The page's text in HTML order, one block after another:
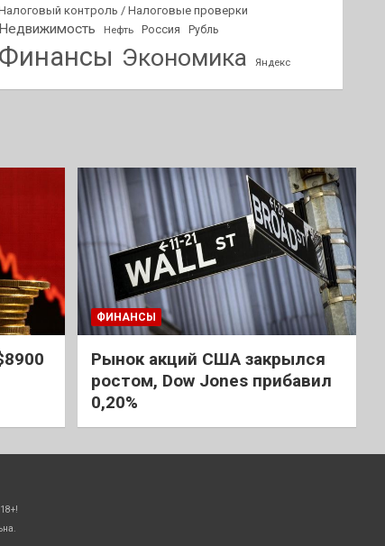
контроль / Налоговые проверки
Недвижимость Нефть Россия Рубль
Финансы Экономика Яндекс
ФИНАНСЫ
Рынок акций США закрылся
ростом, Dow Jones прибавил
0,20%